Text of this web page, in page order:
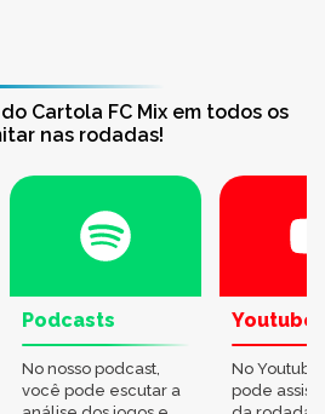
Cartola FC Mix em todos os
nas rodadas!
Podcasts
No nosso podcast,
você pode escutar a
Youtube
No
pode